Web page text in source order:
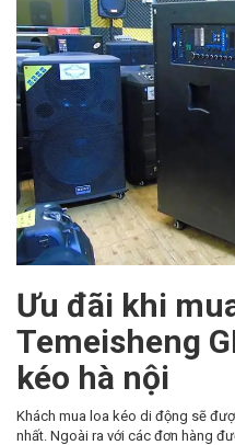
Ưu đãi khi
Temeisheng
kéo hà nội
Khách mua loa kéo di động sẽ
nhất. Ngoài ra với các đơn hàng